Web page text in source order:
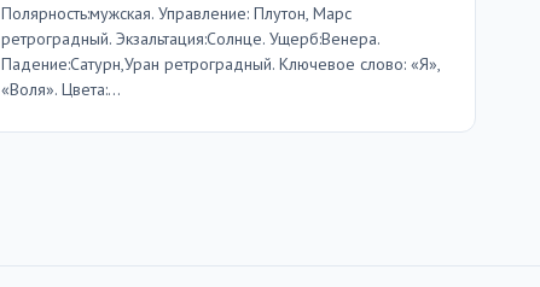
Полярность:мужская. Управление: Плутон, Марс
ретроградный. Экзальтация:Солнце. Ущерб:Венера.
Падение:Сатурн,Уран ретроградный. Ключевое слово: «Я»,
«Воля». Цвета:…